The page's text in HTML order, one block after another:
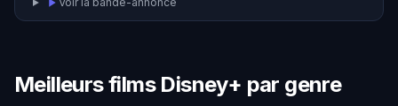
Meilleurs films Disney+ par genre